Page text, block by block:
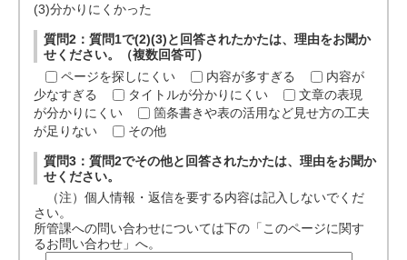
(3)分かりにくかった
質問2：質問1で(2)(3)と回答されたかたは、理由をお聞か
せください。（複数回答可）
ページを探しにくい
内容が多すぎる
内容が
少なすぎる
タイトルが分かりにくい
文章の表現
が分かりにくい
箇条書きや表の活用など見せ方の工夫
が足りない
その他
質問3：質問2でその他と回答されたかたは、理由をお聞か
せください。
（注）個人情報・返信を要する内容は記入しないでくだ
さい。
所管課への問い合わせについては下の「このページに関す
るお問い合わせ」へ。